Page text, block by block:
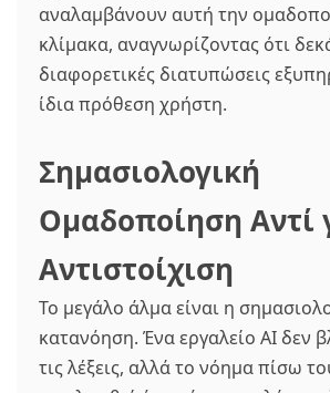
αναλαμβάνουν αυτή την
κλίμακα, αναγνωρίζοντας ότι
διαφορετικές διατυπώσεις
ίδια πρόθεση χρήστη.
Σημασιολογική
Ομαδοποίηση Αντί
Αντιστοίχιση
Το μεγάλο άλμα είναι η
κατανόηση. Ένα εργαλείο AI δεν
τις λέξεις, αλλά το νόημα πίσω